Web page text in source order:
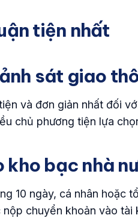
tiện nhất
sát giao
và đơn giản nhất đối
chủ phương tiện lựa
kho bạc nhà
10 ngày, cá nhân hoặc
chuyển khoản vào tài